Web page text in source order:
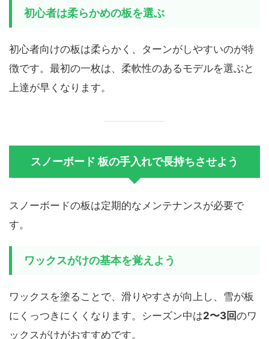
初心者は柔らかめの板を選ぶ
初心者向けの板は柔らかく、ターンがしやすいのが特
徴です。最初の一枚は、柔軟性のあるモデルを選ぶと
上達が早くなります。
スノーボード 板の手入れで長持ちさせよう
スノーボードの板は定期的なメンテナンスが必要で
す。
ワックスがけの基本を覚えよう
ワックスを塗ることで、滑りやすさが向上し、雪が板
にくっつきにくくなります。シーズン中は2〜3回のワ
ックスがけがおすすめです。